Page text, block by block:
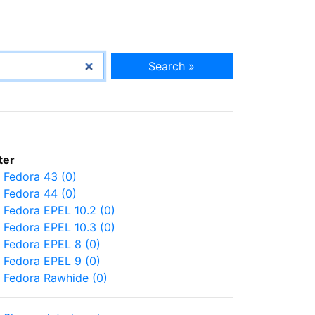
Search »
Fedora 43 (0)
Fedora 44 (0)
Fedora EPEL 10.2 (0)
Fedora EPEL 10.3 (0)
Fedora EPEL 8 (0)
Fedora EPEL 9 (0)
Fedora Rawhide (0)